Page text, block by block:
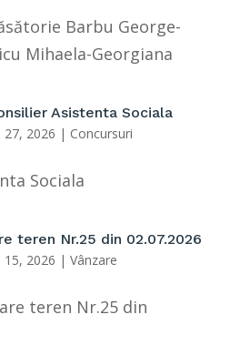
Barbu George-
Mihaela-Georgiana
Asistenta Sociala
27, 2026 | Concursuri
Sociala
teren Nr.25 din 02.07.2026
15, 2026 | Vânzare
teren Nr.25 din